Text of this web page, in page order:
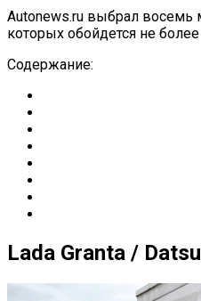
Autonews.ru выбрал восемь
которых обойдется не
Содержание:
Lada Granta /